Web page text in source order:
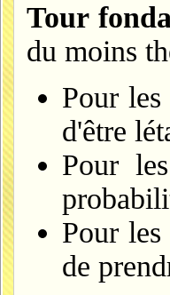
Tour
du moins
Pour
d'être
Pour
Pour
de